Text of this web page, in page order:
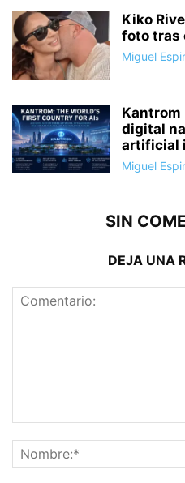
Kiko
foto tras
Miguel
Kantrom
digital
artificial
Miguel
SIN
DEJA UNA